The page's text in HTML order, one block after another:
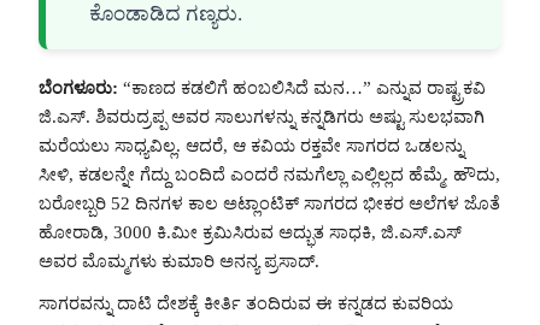
ಕೊಂಡಾಡಿದ ಗಣ್ಯರು.
ಬೆಂಗಳೂರು: “ಕಾಣದ ಕಡಲಿಗೆ ಹಂಬಲಿಸಿದೆ ಮನ…” ಎನ್ನುವ ರಾಷ್ಟ್ರಕವಿ
ಜಿ.ಎಸ್. ಶಿವರುದ್ರಪ್ಪ ಅವರ ಸಾಲುಗಳನ್ನು ಕನ್ನಡಿಗರು ಅಷ್ಟು ಸುಲಭವಾಗಿ
ಮರೆಯಲು ಸಾಧ್ಯವಿಲ್ಲ. ಆದರೆ, ಆ ಕವಿಯ ರಕ್ತವೇ ಸಾಗರದ ಒಡಲನ್ನು
ಸೀಳಿ, ಕಡಲನ್ನೇ ಗೆದ್ದು ಬಂದಿದೆ ಎಂದರೆ ನಮಗೆಲ್ಲಾ ಎಲ್ಲಿಲ್ಲದ ಹೆಮ್ಮೆ. ಹೌದು,
ಬರೋಬ್ಬರಿ 52 ದಿನಗಳ ಕಾಲ ಅಟ್ಲಾಂಟಿಕ್ ಸಾಗರದ ಭೀಕರ ಅಲೆಗಳ ಜೊತೆ
ಹೋರಾಡಿ, 3000 ಕಿ.ಮೀ ಕ್ರಮಿಸಿರುವ ಅದ್ಭುತ ಸಾಧಕಿ, ಜಿ.ಎಸ್.ಎಸ್
ಅವರ ಮೊಮ್ಮಗಳು ಕುಮಾರಿ ಅನನ್ಯ ಪ್ರಸಾದ್.
ಸಾಗರವನ್ನು ದಾಟಿ ದೇಶಕ್ಕೆ ಕೀರ್ತಿ ತಂದಿರುವ ಈ ಕನ್ನಡದ ಕುವರಿಯ